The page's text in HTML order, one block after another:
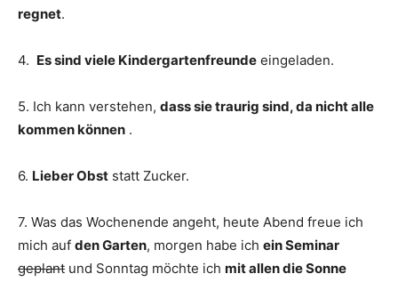
regnet.
4. Es sind viele Kindergartenfreunde eingeladen.
5. Ich kann verstehen, dass sie traurig sind, da nicht alle
kommen können .
6. Lieber Obst statt Zucker.
7. Was das Wochenende angeht, heute Abend freue ich
mich auf den Garten, morgen habe ich ein Seminar
geplant und Sonntag möchte ich mit allen die Sonne